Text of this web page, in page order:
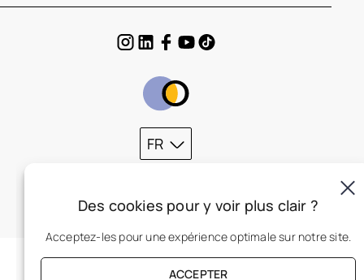
FR
Des cookies pour y voir plus clair ?
Acceptez-les pour une expérience optimale sur notre site.
ACCEPTER